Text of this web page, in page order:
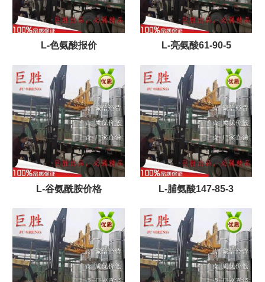
L-色氨酸报价 L-亮氨酸61-90-5
L-谷氨酰胺价格 L-脯氨酸147-85-3